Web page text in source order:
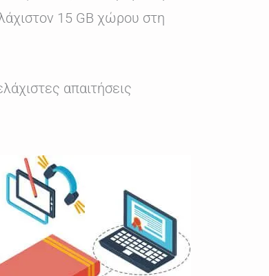
15 GB χώρου στη
απαιτήσεις